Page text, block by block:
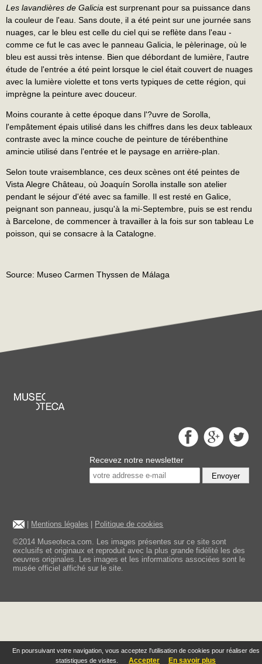
En poursuivant votre navigation, vous acceptez l'utilisation de cookies pour réaliser des
statistiques de visites.
Accepter En savoir plus
Les lavandières de Galicia est surprenant pour sa puissance dans
la couleur de l'eau. Sans doute, il a été peint sur une journée sans
nuages, car le bleu est celle du ciel qui se reflète dans l'eau -
comme ce fut le cas avec le panneau Galicia, le pèlerinage, où le
bleu est aussi très intense. Bien que débordant de lumière, l'autre
étude de l'entrée a été peint lorsque le ciel était couvert de nuages
avec la lumière violette et tons verts typiques de cette région, qui
imprègne la peinture avec douceur.
Moins courante à cette époque dans l'?uvre de Sorolla,
l'empâtement épais utilisé dans les chiffres dans les deux tableaux
contraste avec la mince couche de peinture de térébenthine
amincie utilisé dans l'entrée et le paysage en arrière-plan.
Selon toute vraisemblance, ces deux scènes ont été peintes de
Vista Alegre Château, où Joaquín Sorolla installe son atelier
pendant le séjour d'été avec sa famille. Il est resté en Galice,
peignant son panneau, jusqu'à la mi-Septembre, puis se est rendu
à Barcelone, de commencer à travailler à la fois sur son tableau Le
poisson, qui se consacre à la Catalogne.
Source: Museo Carmen Thyssen de Málaga
Recevez notre newsletter
Envoyer
Mentions légales
Politique de cookies
©2014 Museoteca.com. Les images présentes sur ce site sont
exclusifs et originaux et reproduit avec la plus grande fidélité les des
oeuvres originales. Les images et les informations associées sont le
musée officiel affiché sur le site.